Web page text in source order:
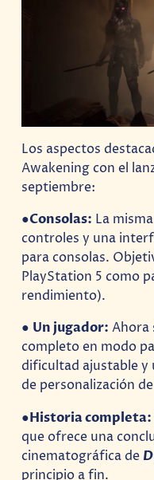
Los aspectos
Awakening con el
septiembre:
●Consolas: La
controles y una
para consolas.
PlayStation 5 como
rendimiento).
● Un jugador:Ahora
completo en modo
dificultad ajustable y
de personalización
●Historia completa:
que ofrece una
cinematográfica de
principio a fin.